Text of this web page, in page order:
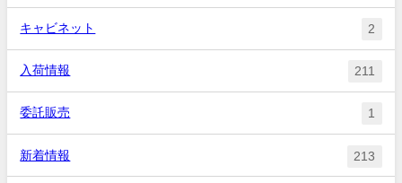
キャビネット 2
入荷情報 211
委託販売 1
新着情報 213